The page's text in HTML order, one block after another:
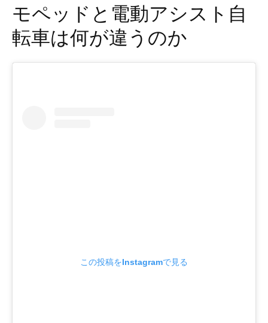
モペッドと電動アシスト自
転車は何が違うのか
この投稿をInstagramで見る